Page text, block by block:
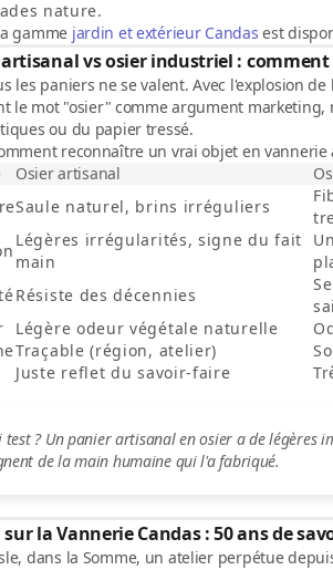
nature.
gamme jardin et extérieur Candas est
vs osier industriel :
les paniers ne se valent. Avec l'explosion
le mot "osier" comme argument
ou du papier tressé.
reconnaître un vraiobjet en vannerie
Osier artisanal
Saule naturel, brins irréguliers
Légères irrégularités, signe du fait
main
Résiste des décennies
Légère odeur végétale naturelle
Traçable (région, atelier)
Juste reflet du savoir-faire
test ?Un panier artisanal en osier a de légères
de la main humaine qui l'a fabriqué.
sur la Vannerie Candas : 50 ans de
dans la Somme, un atelier perpétue